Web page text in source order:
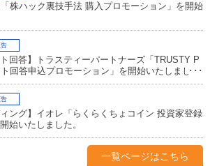
「株ハック裏技手法 購入プロモーション」を開始
ト回答】トラスティーパートナーズ「TRUSTY P
回答申込プロモーション」を開始いたしまし
ィング】イオレ「らくらくちょコイン 投資家登録
始いたしました。
一覧ページはこちら